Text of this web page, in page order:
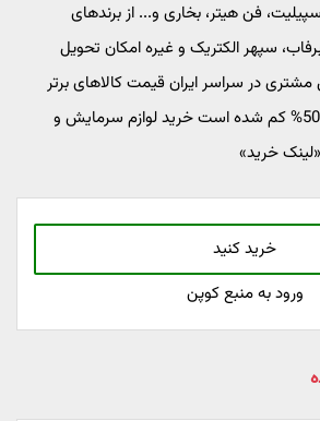
فن هیتر، بخاری و... از برندهای
سپهر الکتریک و غیره امکان تحویل
مشتری در سراسر ایران قیمت کالاهای برتر
این دسته بدون کد تا 50% کم شده است خرید لوازم سرمایش و
خرید»
خرید کنید
ورود به منبع کوپن